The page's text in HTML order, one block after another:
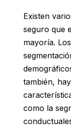
Existen
seguro que
mayoría.
también,
como la